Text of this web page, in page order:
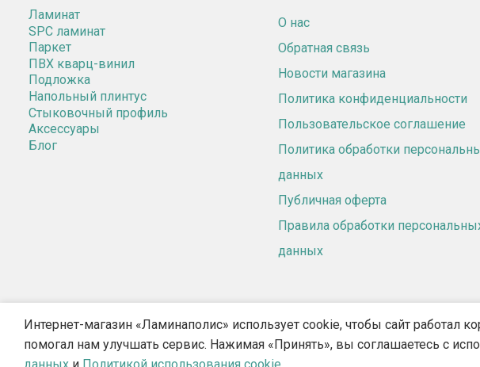
Ламинат
SPC ламинат
Паркет
ПВХ кварц-винил
Подложка
Напольный плинтус
Стыковочный профиль
Аксессуары
Блог
О нас
Обратная связь
Новости магазина
Политика конфиденциальности
Пользовательское соглашение
Политика обработки
данных
Публичная оферта
Правила обработки
данных
2018 - 2026 ©
Интернет-магазин «Ламинаполис» использует cookie, чтобы сайт работал
помогал нам улучшать сервис. Нажимая «Принять», вы соглашаетесь с